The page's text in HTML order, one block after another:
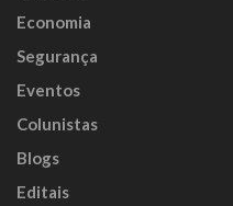
Economia
Segurança
Eventos
Colunistas
Blogs
Editais